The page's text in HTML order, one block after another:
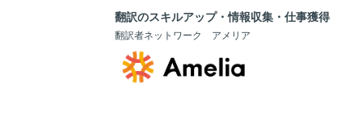
翻訳のスキルアップ・情報収集・仕事獲得
翻訳者ネットワーク アメリア